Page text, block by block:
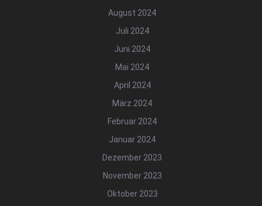
August 2024
Juli 2024
Juni 2024
Mai 2024
April 2024
März 2024
Februar 2024
Januar 2024
Dezember 2023
November 2023
Oktober 2023